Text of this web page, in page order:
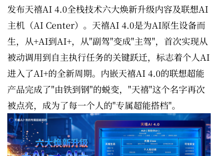
发布天禧AI 4.0全栈技术六大焕新升级内容及联想AI
主机（AI Center）。天禧AI 4.0是为AI原生设备而
生，从+AI到AI+， 从"副驾"变成"主驾"，首次实现从
被动调用到自主执行任务的关键跃迁，标志着个人AI
进入了AI+的全新周期。内嵌天禧AI 4.0的联想超能
产品完成了"由铁到钢"的蜕变，"天禧"这个名字再次
被点亮，成为了每一个人的"专属超能搭档"。